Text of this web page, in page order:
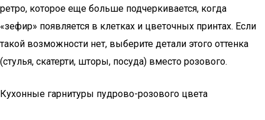
ретро, которое еще больше подчеркивается, когда
«зефир» появляется в клетках и цветочных принтах. Если
такой возможности нет, выберите детали этого оттенка
(стулья, скатерти, шторы, посуда) вместо розового.
Кухонные гарнитуры пудрово-розового цвета